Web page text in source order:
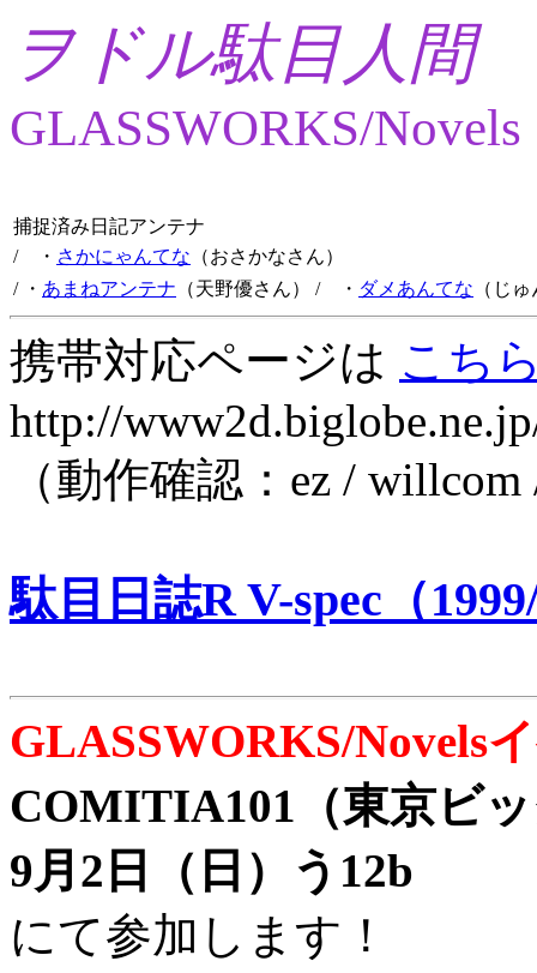
ヲドル駄目人間
GLASSWORKS/Novels
捕捉済み日記アンテナ
/ ・ さかにゃんてな （おさかなさん）
/ ・ あまねアンテナ （天野優さん） / ・ ダメあんてな （じ
携帯対応ページは こち
http://
（動作確認：ez /
駄目日誌R V-spec（
GLASSWORKS/Novels
COMITIA101（東京ビ
9月2日（日）う12b
にて参加します！